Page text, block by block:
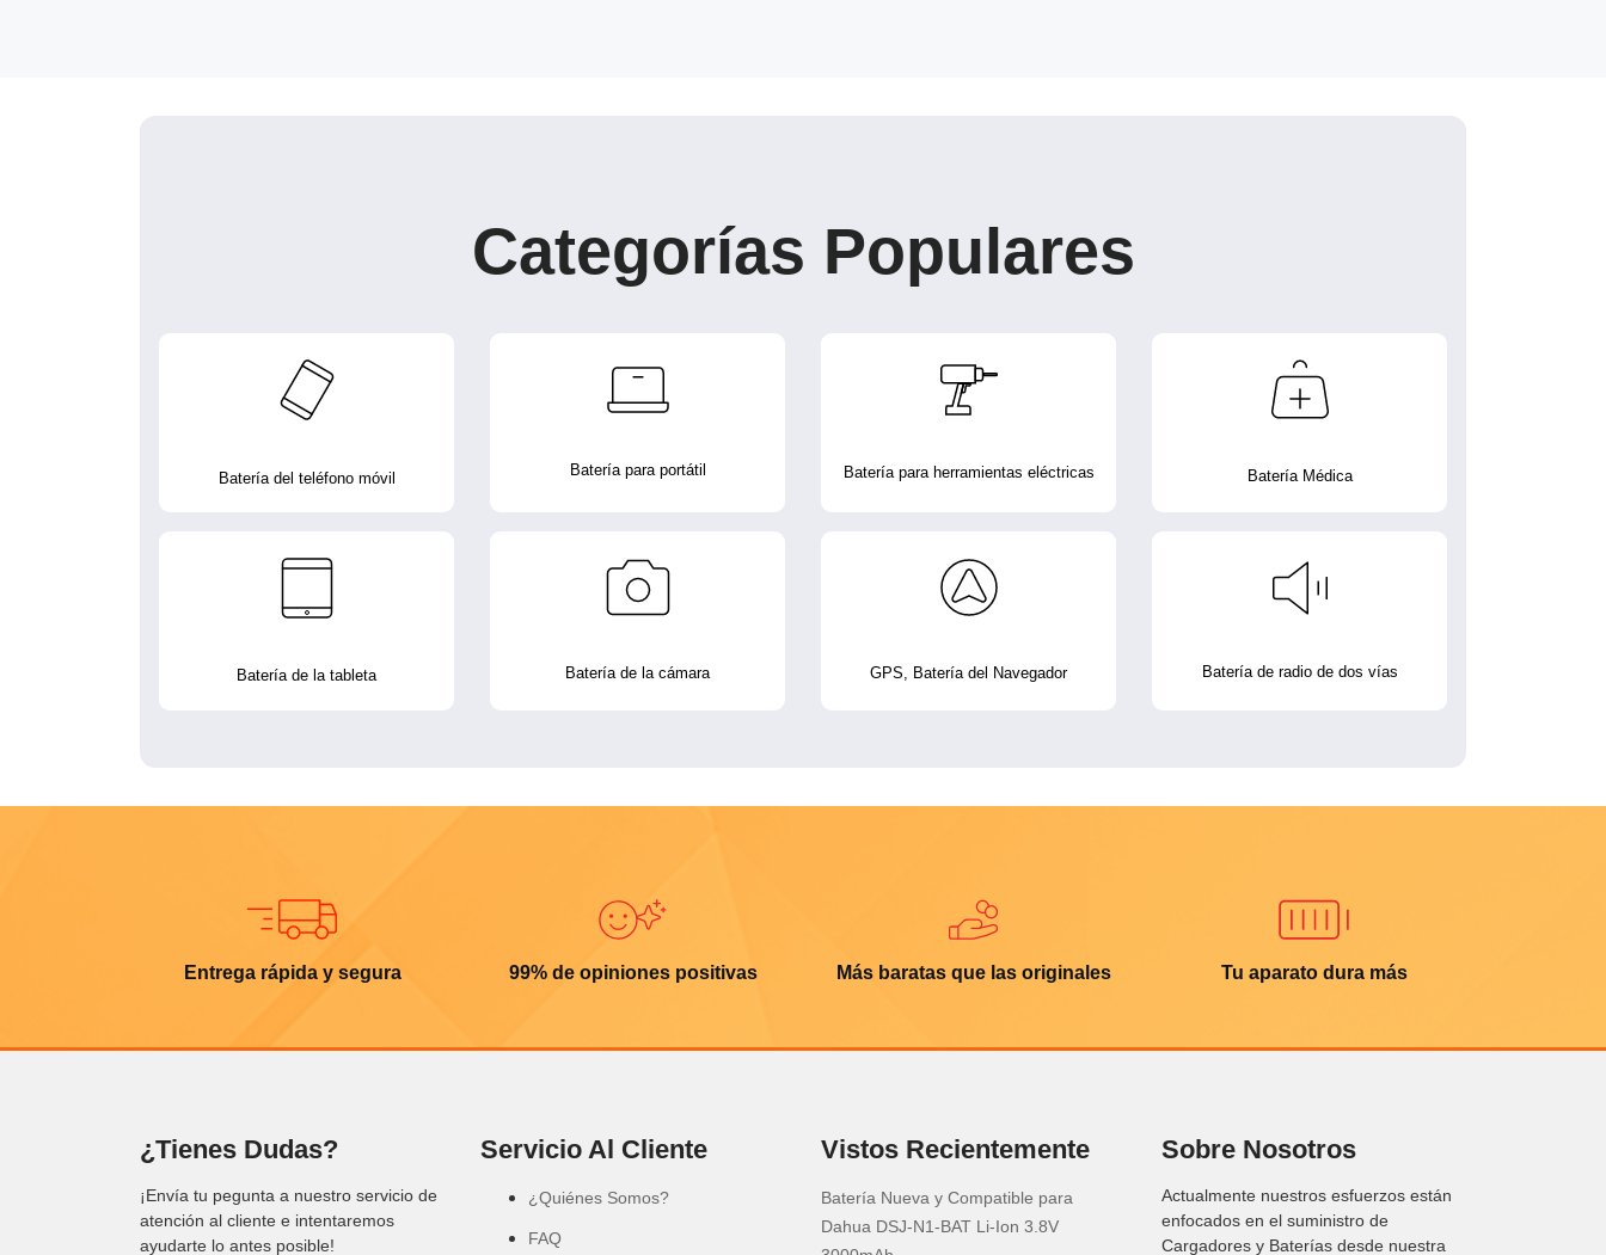
Categorías Populares
Batería del teléfono móvil Batería para portátil Batería para herramientas eléctricas Batería Médica
Batería de la tableta Batería de la cámara GPS, Batería del Navegador Batería de radio de dos vías
Entrega rápida y segura 99% de opiniones positivas Más baratas que las originales Tu aparato dura más
¿Tienes Dudas?
¡Envía tu pegunta a nuestro servicio de
atención al cliente e intentaremos
ayudarte lo antes posible!
Servicio Al Cliente
¿Quiénes Somos?
FAQ
Vistos Recientemente
Batería Nueva y Compatible para
Dahua DSJ-N1-BAT Li-Ion 3.8V
Sobre Nosotros
Actualmente nuestros esfuerzos están
enfocados en el suministro de
Cargadores y Baterías desde nuestra